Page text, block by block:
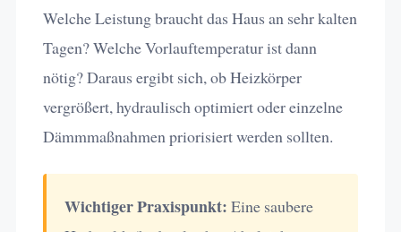
Welche Leistung braucht das Haus an sehr kalten
Tagen? Welche Vorlauftemperatur ist dann
nötig? Daraus ergibt sich, ob Heizkörper
vergrößert, hydraulisch optimiert oder einzelne
Dämmmaßnahmen priorisiert werden sollten.
Wichtiger Praxispunkt: Eine saubere